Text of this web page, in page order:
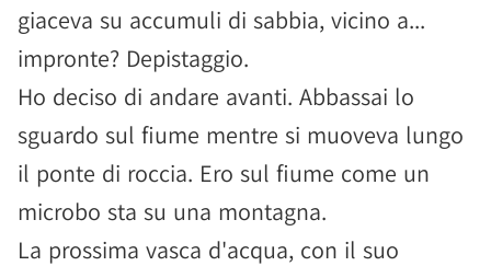
giaceva su accumuli di sabbia, vicino a...
impronte? Depistaggio.
Ho deciso di andare avanti. Abbassai lo
sguardo sul fiume mentre si muoveva lungo
il ponte di roccia. Ero sul fiume come un
microbo sta su una montagna.
La prossima vasca d'acqua, con il suo